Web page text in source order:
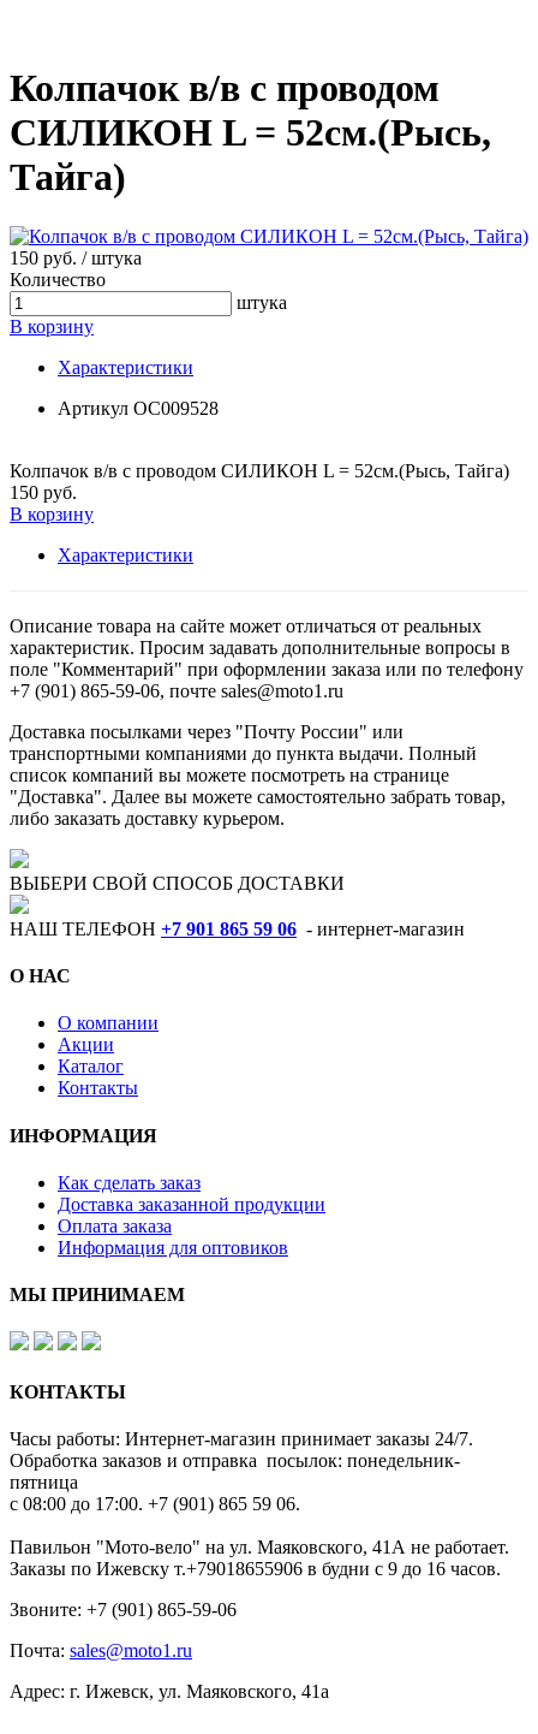
Колпaчок в/в с проводом
СИЛИКОН L = 52см.(Рысь,
Тaйга)
150 руб. / штука
Количество
штука
В корзину
Характеристики
Артикул ОС009528
Колпaчок в/в с проводом СИЛИКОН L = 52см.(Рысь, Тaйга)
150 руб.
В корзину
Характеристики
Описание товара на сайте может отличаться от реальных
характеристик. Просим задавать дополнительные вопросы в
поле "Комментарий" при оформлении заказа или по телефону
+7 (901) 865-59-06, почте sales@moto1.ru
Доставка посылками через "Почту России" или
транспортными компаниями до пункта выдачи. Полный
список компаний вы можете посмотреть на странице
"Доставка". Далее вы можете самостоятельно забрать товар,
либо заказать доставку курьером.
ВЫБЕРИ СВОЙ СПОСОБ ДОСТАВКИ
НАШ ТЕЛЕФОН +7 901 865 59 06 - интернет-магазин
О НАС
О компании
Акции
Каталог
Контакты
ИНФОРМАЦИЯ
Как сделать заказ
Доставка заказанной продукции
Оплата заказа
Информация для оптовиков
МЫ ПРИНИМАЕМ
КОНТАКТЫ
Часы работы: Интернет-магазин принимает заказы 24/7.
Обработка заказов и отправка посылок: понедельник-
пятница
с 08:00 до 17:00. +7 (901) 865 59 06.
Павильон "Мото-вело" на ул. Маяковского, 41А не работает.
Заказы по Ижевску т.+79018655906 в будни с 9 до 16 часов.
Звоните: +7 (901) 865-59-06
Почта: sales@moto1.ru
Адрес: г. Ижевск, ул. Маяковского, 41а